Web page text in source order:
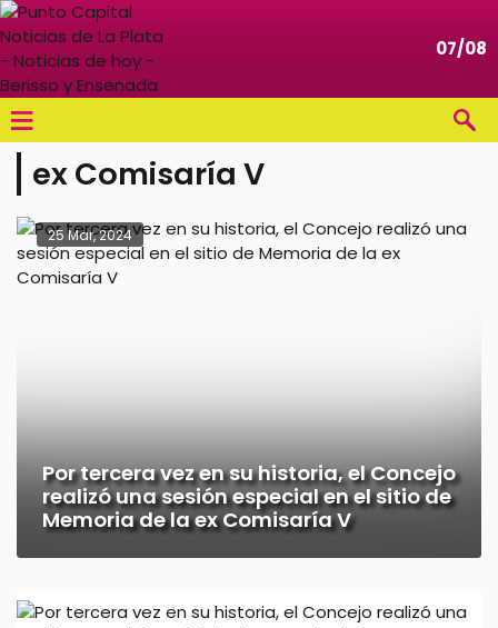
07/08
≡
ex Comisaría V
25 Mar, 2024
Por tercera vez en su historia, el Concejo
realizó una sesión especial en el sitio de
Memoria de la ex Comisaría V